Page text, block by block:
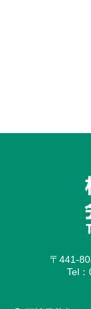
〒441-
Tel